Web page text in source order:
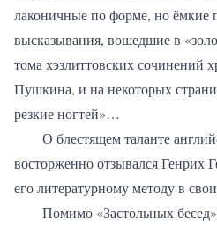
лаконичные по форме, но ёмкие
высказывания, вошедшие в
тома хэзлиттовских сочинений
Пушкина, и на некоторых
резкие ногтей»…
О блестящем таланте
восторженно отзывался Генрих
его литературному методу в
Помимо «Застольных